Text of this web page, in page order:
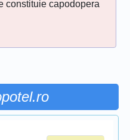
constituie capodopera